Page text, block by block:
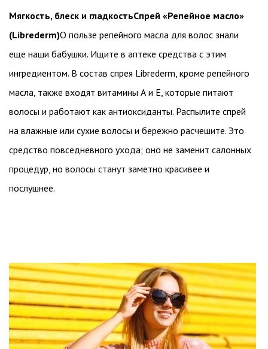
Мягкость, блеск и гладкостьСпрей «Репейное масло»
(Librederm)О пользе репейного масла для волос знали
еще наши бабушки. Ищите в аптеке средства с этим
ингредиентом. В состав спрея Librederm, кроме репейного
масла, также входят витамины А и Е, которые питают
волосы и работают как антиоксиданты. Распылите спрей
на влажные или сухие волосы и бережно расчешите. Это
средство повседневного ухода; оно не заменит салонных
процедур, но волосы станут заметно красивее и
послушнее.